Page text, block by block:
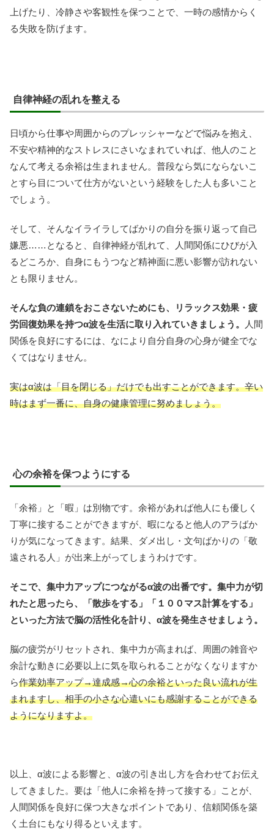
上げたり、冷静さや客観性を保つことで、一時の感情からく
る失敗を防げます。
自律神経の乱れを整える
日頃から仕事や周囲からのプレッシャーなどで悩みを抱え、
不安や精神的なストレスにさいなまれていれば、他人のこと
なんて考える余裕は生まれません。普段なら気にならないこ
とすら目について仕方がないという経験をした人も多いこと
でしょう。
そして、そんなイライラしてばかりの自分を振り返って自己
嫌悪……となると、自律神経が乱れて、人間関係にひびが入
るどころか、自身にもうつなど精神面に悪い影響が訪れない
とも限りません。
そんな負の連鎖をおこさないためにも、リラックス効果・疲
労回復効果を持つα波を生活に取り入れていきましょう。
人間
関係を良好にするには、なにより自分自身の心身が健全でな
くてはなりません。
実はα波は「目を閉じる」だけでも出すことができます。辛い
時はまず一番に、自身の健康管理に努めましょう。
心の余裕を保つようにする
「余裕」と「暇」は別物です。余裕があれば他人にも優しく
丁寧に接することができますが、暇になると他人のアラばか
りが気になってきます。結果、ダメ出し・文句ばかりの「敬
遠される人」が出来上がってしまうわけです。
そこで、集中力アップにつながるα波の出番です。集中力が切
れたと思ったら、「散歩をする」「１００マス計算をする」
といった方法で脳の活性化を計り、α波を発生させましょう。
脳の疲労がリセットされ、集中力が高まれば、周囲の雑音や
余計な動きに必要以上に気を取られることがなくなりますか
ら作業効率アップ→達成感→心の余裕といった良い流れが生
まれますし、相手の小さな心遣いにも感謝することができる
ようになりますよ。
以上、α波による影響と、α波の引き出し方を合わせてお伝え
してきました。要は「他人に余裕を持って接する」ことが、
人間関係を良好に保つ大きなポイントであり、信頼関係を築
く土台にもなり得るといえます。